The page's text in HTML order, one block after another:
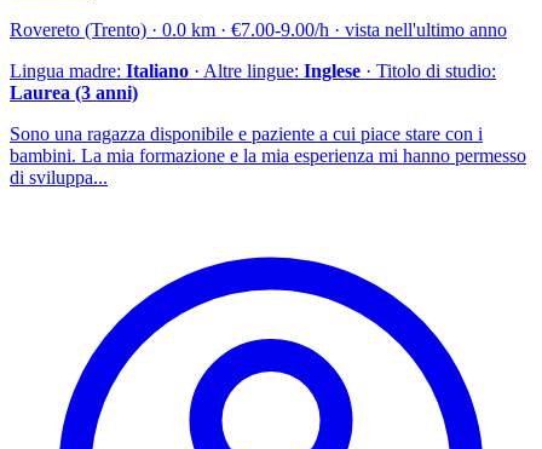
Rovereto (Trento) · 0.0 km · €7.00-9.00/h · vista nell'ultimo anno
Lingua madre: Italiano · Altre lingue: Inglese · Titolo di studio:
Laurea (3 anni)
Sono una ragazza disponibile e paziente a cui piace stare con i
bambini. La mia formazione e la mia esperienza mi hanno permesso
di sviluppa...